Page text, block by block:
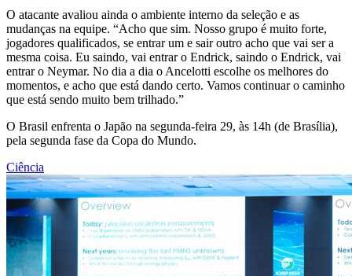
O atacante avaliou ainda o ambiente interno da seleção e as
mudanças na equipe. “Acho que sim. Nosso grupo é muito forte,
jogadores qualificados, se entrar um e sair outro acho que vai ser a
mesma coisa. Eu saindo, vai entrar o Endrick, saindo o Endrick, vai
entrar o Neymar. No dia a dia o Ancelotti escolhe os melhores do
momentos, e acho que está dando certo. Vamos continuar o caminho
que está sendo muito bem trilhado.”
O Brasil enfrenta o Japão na segunda-feira 29, às 14h (de Brasília),
pela segunda fase da Copa do Mundo.
Ciência